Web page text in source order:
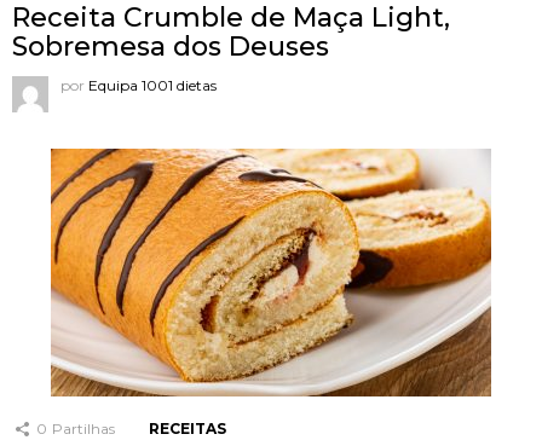
Receita Crumble de Maça Light,
Sobremesa dos Deuses
por Equipa 1001 dietas
0 Partilhas RECEITAS